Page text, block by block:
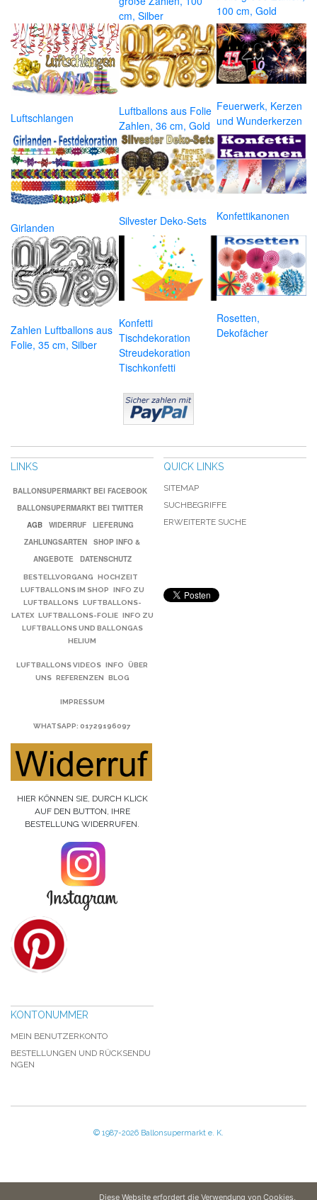
cm, Silber
100 cm, Gold
Luftschlangen
Luftballons aus Folie
Zahlen, 36 cm, Gold
Feuerwerk, Kerzen
und Wunderkerzen
Girlanden Silvester Deko-Sets Konfettikanonen
Zahlen Luftballons aus
Folie, 35 cm, Silber
Konfetti
Tischdekoration
Streudekoration
Tischkonfetti
Rosetten,
Dekofächer
LINKS
BALLONSUPERMARKT BEI FACEBOOK
BALLONSUPERMARKT BEI TWITTER
AGB
WIDERRUF
LIEFERUNG
ZAHLUNGSARTEN
SHOP INFO &
ANGEBOTE
DATENSCHUTZ
BESTELLVORGANG
HOCHZEIT
LUFTBALLONS IM SHOP
INFO ZU
LUFTBALLONS LUFTBALLONS-
LATEX LUFTBALLONS-FOLIE INFO ZU
LUFTBALLONS UND BALLONGAS
HELIUM
LUFTBALLONS VIDEOS INFO
ÜBER
UNS REFERENZEN BLOG
IMPRESSUM
WHATSAPP: 01729196097
HIER KÖNNEN SIE, DURCH KLICK
AUF DEN BUTTON, IHRE
BESTELLUNG WIDERRUFEN.
QUICK LINKS
SITEMAP
SUCHBEGRIFFE
ERWEITERTE SUCHE
KONTONUMMER
MEIN BENUTZERKONTO
BESTELLUNGEN UND RÜCKSENDU
NGEN
© 1987-2026 Ballonsupermarkt e. K.
Diese Website erfordert die Verwendung von Cookies,